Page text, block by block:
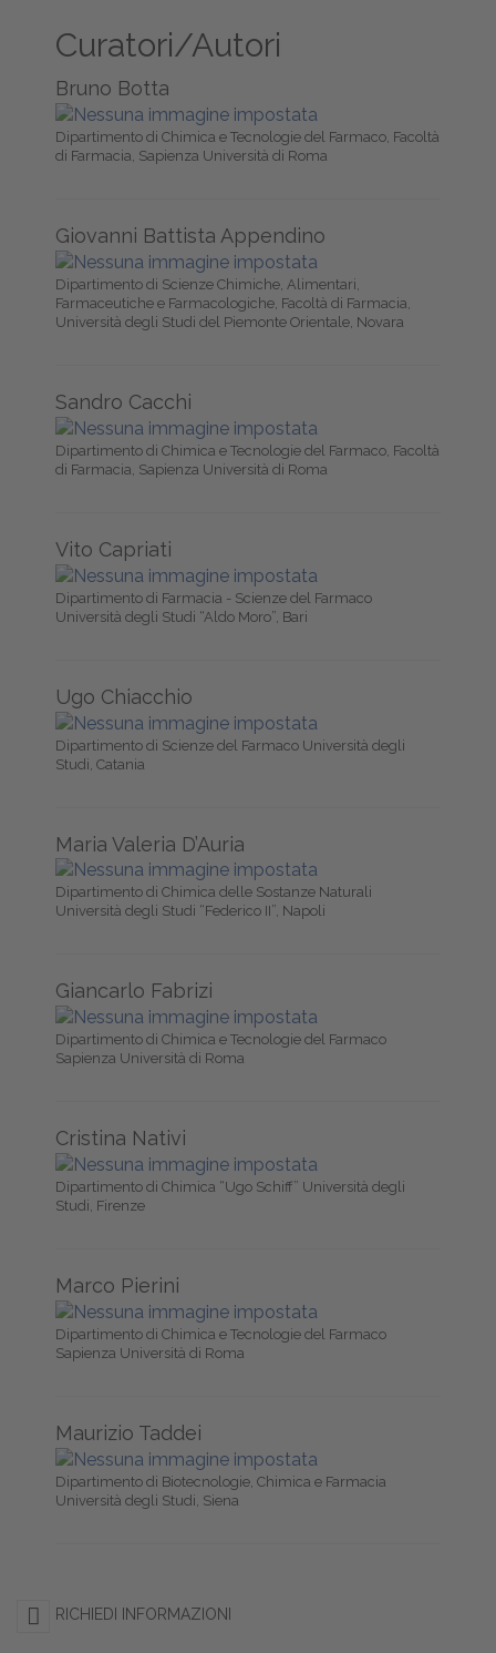
Curatori/Autori
Bruno Botta
Dipartimento di Chimica e Tecnologie del Farmaco, Facoltà
di Farmacia, Sapienza Università di Roma
Giovanni Battista Appendino
Dipartimento di Scienze Chimiche, Alimentari,
Farmaceutiche e Farmacologiche, Facoltà di Farmacia,
Università degli Studi del Piemonte Orientale, Novara
Sandro Cacchi
Dipartimento di Chimica e Tecnologie del Farmaco, Facoltà
di Farmacia, Sapienza Università di Roma
Vito Capriati
Dipartimento di Farmacia - Scienze del Farmaco
Università degli Studi “Aldo Moro”, Bari
Ugo Chiacchio
Dipartimento di Scienze del Farmaco Università degli
Studi, Catania
Maria Valeria D’Auria
Dipartimento di Chimica delle Sostanze Naturali
Università degli Studi “Federico II”, Napoli
Giancarlo Fabrizi
Dipartimento di Chimica e Tecnologie del Farmaco
Sapienza Università di Roma
Cristina Nativi
Dipartimento di Chimica “Ugo Schiff” Università degli
Studi, Firenze
Marco Pierini
Dipartimento di Chimica e Tecnologie del Farmaco
Sapienza Università di Roma
Maurizio Taddei
Dipartimento di Biotecnologie, Chimica e Farmacia
Università degli Studi, Siena
RICHIEDI INFORMAZIONI